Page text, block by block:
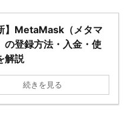
】MetaMask（メタマ
の登録方法・入金・使
解説
続きを見る